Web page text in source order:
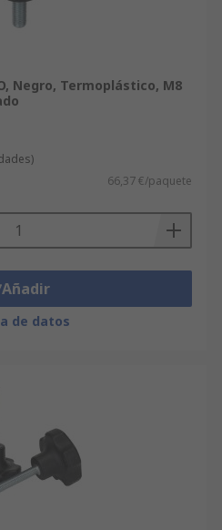
Negro, Termoplástico, M8
66,37 €/paquete
Añadir
de datos